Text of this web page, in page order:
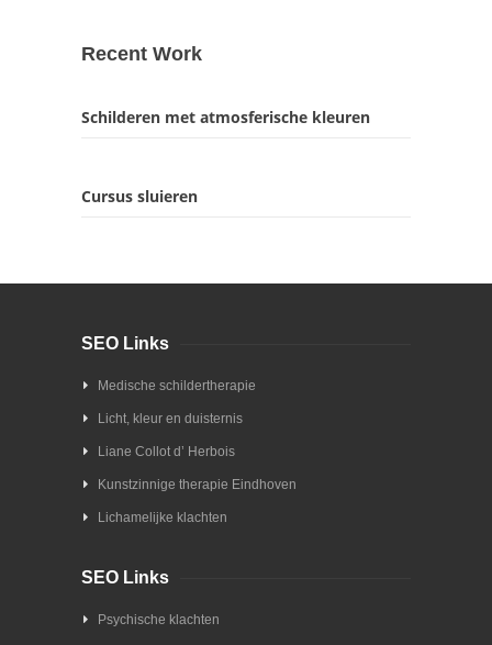
Recent Work
Schilderen met atmosferische kleuren
Cursus sluieren
SEO Links
Medische schildertherapie
Licht, kleur en duisternis
Liane Collot d’ Herbois
Kunstzinnige therapie Eindhoven
Lichamelijke klachten
SEO Links
Psychische klachten